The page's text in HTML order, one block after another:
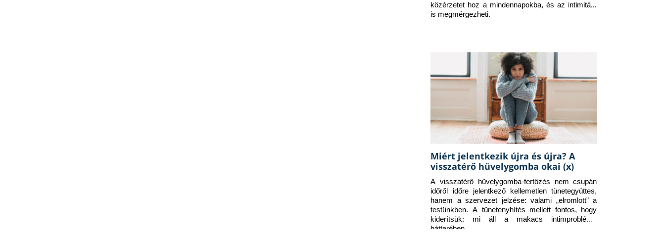
közérzetet hoz a mindennapokba, és az intimitást
is megmérgezheti.
Miért jelentkezik újra és újra? A
visszatérő hüvelygomba okai (x)
A visszatérő hüvelygomba-fertőzés nem csupán
időről időre jelentkező kellemetlen tünetegyüttes,
hanem a szervezet jelzése: valami „elromlott” a
testünkben. A tünetenyhítés mellett fontos, hogy
kiderítsük: mi áll a makacs intimprobléma
hátterében.